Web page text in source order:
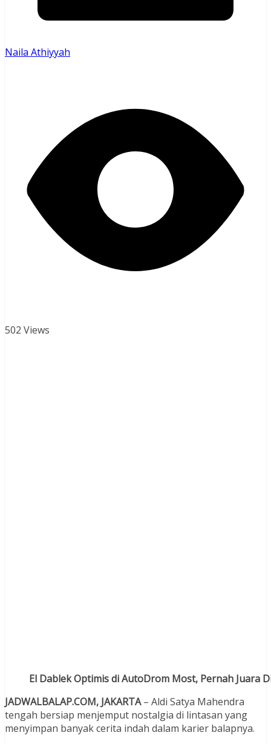
Naila Athiyyah
502 Views
El Dablek Optimis di AutoDrom Most, Pernah Juara
JADWALBALAP.COM, JAKARTA– Aldi Satya Mahendra
tengah bersiap menjemput nostalgia di lintasan yang
menyimpan banyak cerita indah dalam karier balapnya.